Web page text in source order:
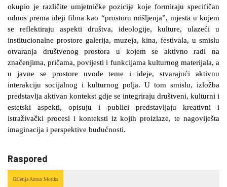
okupio je različite umjetničke pozicije koje formiraju specifičan
odnos prema ideji filma kao “prostoru mišljenja”, mjesta u kojem
se reflektiraju aspekti društva, ideologije, kulture, ulazeći u
institucionalne prostore galerija, muzeja, kina, festivala, u smislu
otvaranja društvenog prostora u kojem se aktivno radi na
značenjima, pričama, povijesti i funkcijama kulturnog materijala, a
u javne se prostore uvode teme i ideje, stvarajući aktivnu
interakciju socijalnog i kulturnog polja. U tom smislu, izložba
predstavlja aktivan kontekst gdje se integriraju društveni, kulturni i
estetski aspekti, opisuju i publici predstavljaju kreativni i
istraživački procesi i konteksti iz kojih proizlaze, te nagoviješta
imaginacija i perspektive budućnosti.
Raspored
Galerija Antun Motika